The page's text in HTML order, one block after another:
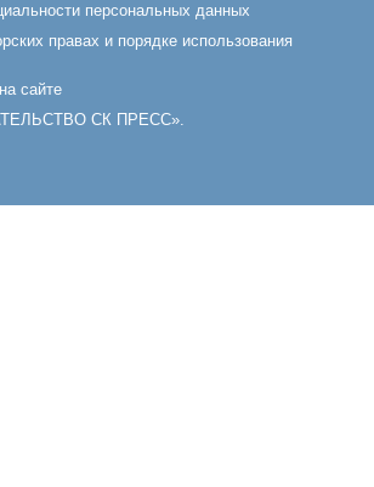
персональных данных
правах и порядке использования
сайте
СК ПРЕСС».